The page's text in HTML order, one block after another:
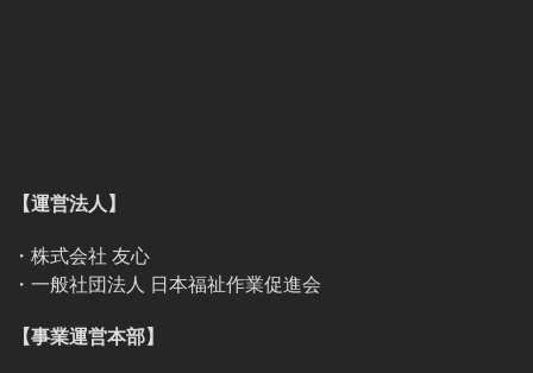
【運営法人】
・株式会社 友心
・一般社団法人 日本福祉作業促進会
【事業運営本部】